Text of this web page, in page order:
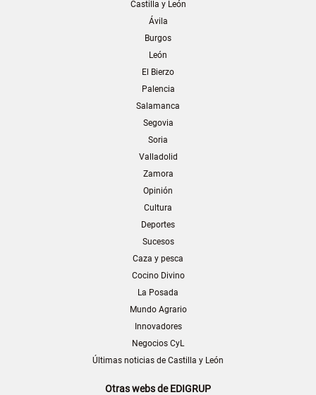
Castilla y León
Ávila
Burgos
León
El Bierzo
Palencia
Salamanca
Segovia
Soria
Valladolid
Zamora
Opinión
Cultura
Deportes
Sucesos
Caza y pesca
Cocino Divino
La Posada
Mundo Agrario
Innovadores
Negocios CyL
Últimas noticias de Castilla y León
Otras webs de EDIGRUP